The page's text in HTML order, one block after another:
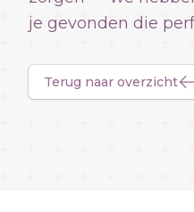
je gevonden die
Terug naar overzicht